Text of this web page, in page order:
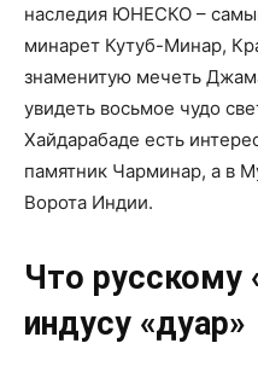
наследия ЮНЕСКО –
минарет Кутуб-Минар,
знаменитую мечеть
увидеть восьмое чудо
Хайдарабаде есть
памятник Чарминар, а в
Ворота Индии.
Что русскому
индусу «дуар»